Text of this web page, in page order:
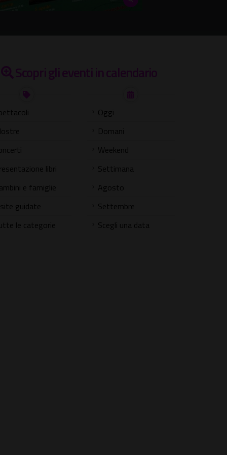
Scopri gli eventi in calendario
libri
e famiglie
guidate
le categorie
Oggi
Domani
Weekend
Settimana
Agosto
Settembre
Scegli una data